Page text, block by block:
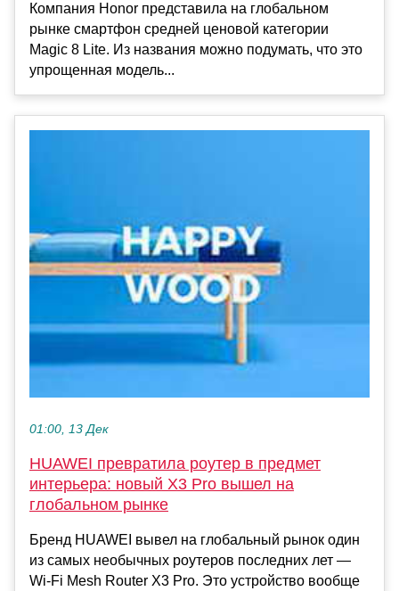
Компания Honor представила на глобальном
рынке смартфон средней ценовой категории
Magic 8 Lite. Из названия можно подумать, что это
упрощенная модель...
01:00, 13 Дек
HUAWEI превратила роутер в предмет
интерьера: новый X3 Pro вышел на
глобальном рынке
Бренд HUAWEI вывел на глобальный рынок один
из самых необычных роутеров последних лет —
Wi-Fi Mesh Router X3 Pro. Это устройство вообще